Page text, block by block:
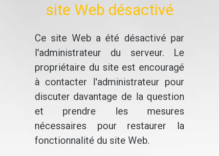
site Web désactivé
Ce site Web a été désactivé par
l'administrateur du serveur. Le
propriétaire du site est encouragé
à contacter l'administrateur pour
discuter davantage de la question
et prendre les mesures
nécessaires pour restaurer la
fonctionnalité du site Web.